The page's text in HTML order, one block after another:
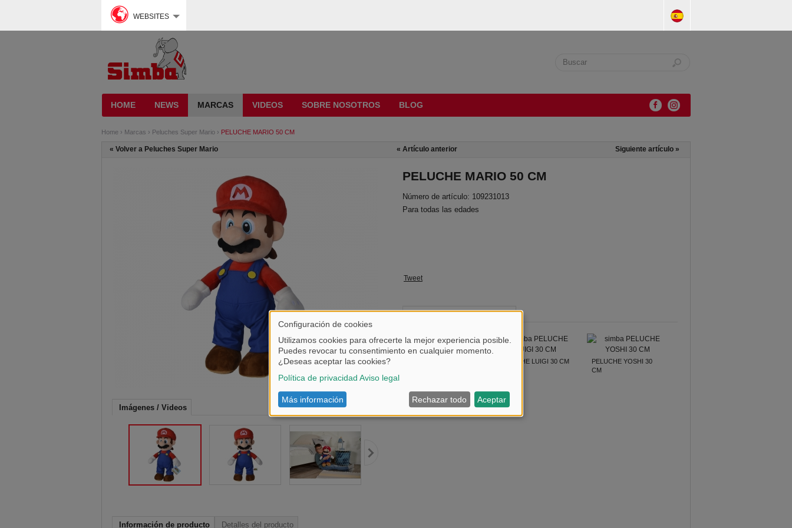
WEBSITES
HOME NEWS MARCAS VIDEOS SOBRE NOSOTROS BLOG
Home › Marcas › Peluches Super Mario › PELUCHE MARIO 50 CM
« Volver a Peluches Super Mario « Artículo anterior Siguiente artículo »
Imágenes / Videos
Información de producto Detalles del producto
PELUCHE MARIO 50 CM
Número de artículo: 109231013
Para todas las edades
Tweet
Puede que también le guste
PELUCHE LUIGI 30 CM
PELUCHE YOSHI 30
CM